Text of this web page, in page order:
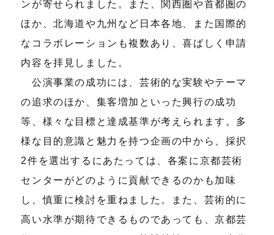
ンが寄せられました。また、関西圏や首都圏の
ほか、北海道や九州など日本各地、また国際的
なコラボレーションも複数あり、喜ばしく申請
内容を拝見しました。
公演事業の成功には、芸術的な実験やテーマ
の追求のほか、集客増加といった興行の成功
等、様々な目標と達成基準が考えられます。多
様な目的意識と魅力を持つ企画の中から、採択
2件を選出するにあたっては、各案に京都芸術
センターがどのように貢献できるのかも加味
し、慎重に検討を重ねました。また、芸術的に
高い水準が期待できるものであっても、京都芸